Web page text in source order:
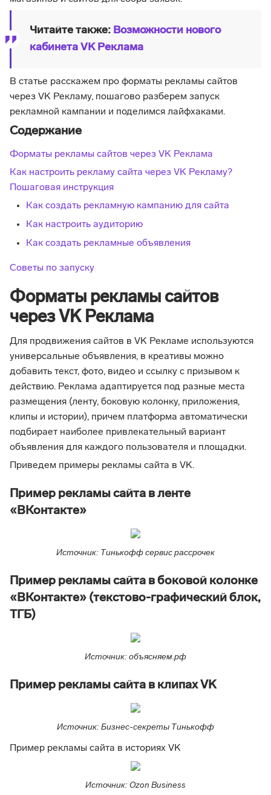
Читайте также: Возможности нового
кабинета VK Реклама
В статье расскажем про форматы рекламы сайтов
через VK Рекламу, пошагово разберем запуск
рекламной кампании и поделимся лайфхаками.
Содержание
Форматы рекламы сайтов через VK Реклама
Как настроить рекламу сайта через VK Рекламу?
Пошаговая инструкция
Как создать рекламную кампанию для сайта
Как настроить аудиторию
Как создать рекламные объявления
Советы по запуску
Форматы рекламы сайтов
через VK Реклама
Для продвижения сайтов в VK Рекламе используются
универсальные объявления, в креативы можно
добавить текст, фото, видео и ссылку с призывом к
действию. Реклама адаптируется под разные места
размещения (ленту, боковую колонку, приложения,
клипы и истории), причем платформа автоматически
подбирает наиболее привлекательный вариант
объявления для каждого пользователя и площадки.
Приведем примеры рекламы сайта в VK.
Пример рекламы сайта в ленте
«ВКонтакте»
Источник: Тинькофф сервис рассрочек
Пример рекламы сайта в боковой колонке
«ВКонтакте» (текстово-графический блок,
ТГБ)
Источник: объясняем.рф
Пример рекламы сайта в клипах VK
Источник: Бизнес-секреты Тинькофф
Пример рекламы сайта в историях VK
Источник: Ozon Business